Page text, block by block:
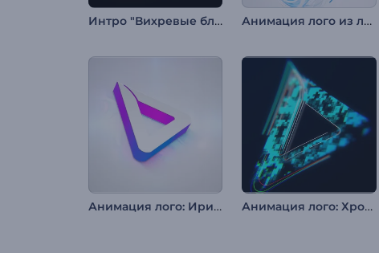
Интро "Вихревые блестящие частицы" Анимация лого из лент
Анимация лого: Иридисцентный минимализм Анимация лого: Хроматизм